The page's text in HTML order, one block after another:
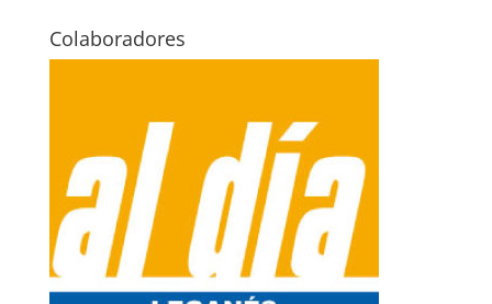
Colaboradores